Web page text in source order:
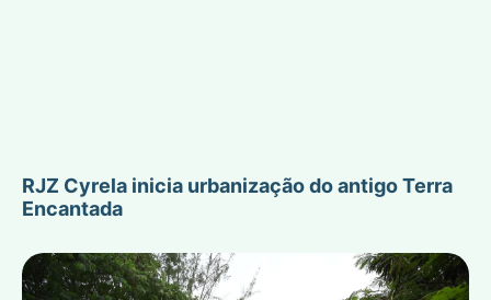
RJZ Cyrela inicia urbanização do antigo Terra
Encantada